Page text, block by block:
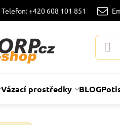
Telefon: +420 608 101 851
Vázací prostředky BLOG